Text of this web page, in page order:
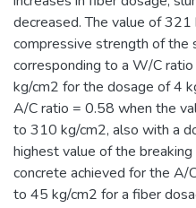
decreased. The value of
compressive strength of the
corresponding to a W/C
kg/cm2 for the dosage of 4
A/C ratio = 0.58 when the
to 310 kg/cm2, also with a
highest value of the
concrete achieved for the
to 45 kg/cm2 for a fiber